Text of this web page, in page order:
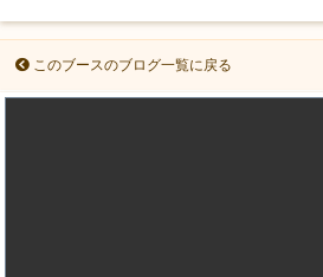
このブースのブログ一覧に戻る